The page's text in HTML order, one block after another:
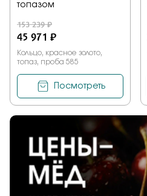
топазом
153 239 ₽
45 971 ₽
Кольцо, красное золото,
топаз, проба 585
Посмотреть